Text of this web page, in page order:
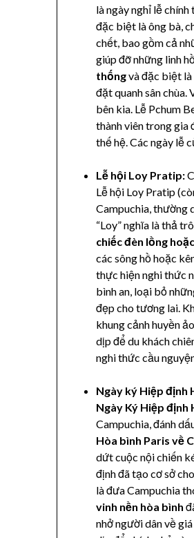
là ngày nghỉ lễ
đặc biệt là ông bà,
chết, bao gồm cả
giúp đỡ những linh
thốngvà đặc biệt là
đặt quanh sân
bên kia. Lễ Pchum
thành viên trong gia
thế hệ. Các ngày lễ
Lễ hội Loy Pratip:
Lễ hội Loy Pratip
Campuchia, thường
“Loy” nghĩa là thả
chiếc đèn lồng
các sông hồ hoặc
thực hiện nghi thức
bình an, loại bỏ
đẹp cho tương lai.
khung cảnh huyền
dịp để du khách
nghi thức cầu
Ngày ký Hiệp định
Ngày Ký Hiệp định
Campuchia, đánh
Hòa bình Paris về
dứt cuộc nội chiến
định đã tạo cơ sở
là đưa Campuchia
vinh nền hòa bình
nhở người dân về